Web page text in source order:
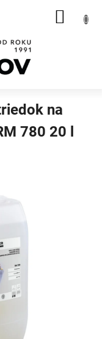
na
780 20 l